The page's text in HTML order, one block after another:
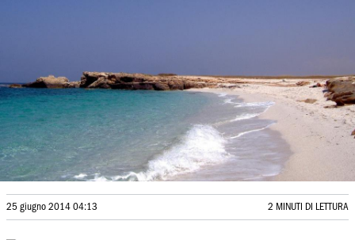
25 giugno 2014 04:13 2 MINUTI DI LETTURA